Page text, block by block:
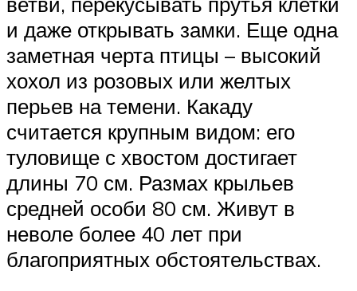
и даже открывать замки. Еще одна
заметная черта птицы – высокий
хохол из розовых или желтых
перьев на темени. Какаду
считается крупным видом: его
туловище с хвостом достигает
длины 70 см. Размах крыльев
средней особи 80 см. Живут в
неволе более 40 лет при
благоприятных обстоятельствах.